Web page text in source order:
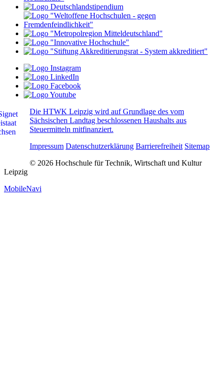
Die HTWK Leipzig wird auf Grundlage des vom
Sächsischen Landtag beschlossenen Haushalts aus
Steuermitteln mitfinanziert.
Impressum Datenschutzerklärung Barrierefreiheit Sitemap
© 2026 Hochschule für Technik, Wirtschaft und Kultur
Leipzig
MobileNavi